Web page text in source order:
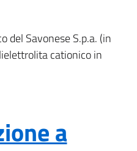
del Savonese S.p.a. (in
cationico in
a